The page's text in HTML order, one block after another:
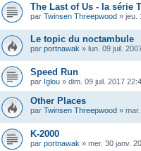
The Last of Us - la série
par Twinsen Threepwood » jeu.
Le topic du noctambule
par portnawak » lun. 09 juil.
Speed Run
par Iglou » dim. 09 juil. 2017
Other Places
par Twinsen Threepwood »
K-2000
par portnawak » mer. 30 janv.